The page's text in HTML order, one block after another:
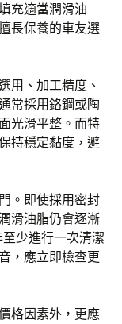
充適當潤滑油
長保養的車友選
用、加工精度、
常採用鉻鋼或陶
光滑平整。而特
持穩定黏度，避
。即使採用密封
滑油脂仍會逐漸
少進行一次清潔
，應立即檢查更
格因素外，更應